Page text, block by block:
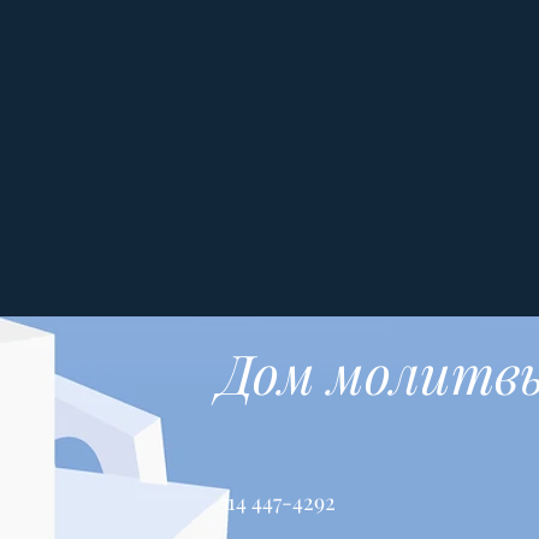
Дом
514 447-4292